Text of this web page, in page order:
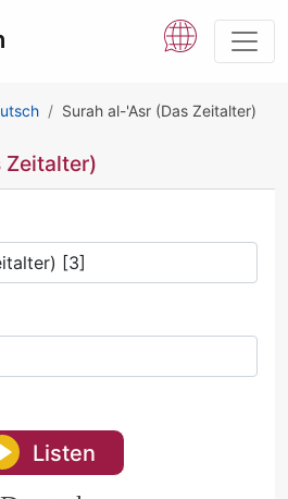
Surah al-'Asr (Das Zeitalter)
Zeitalter)
Listen